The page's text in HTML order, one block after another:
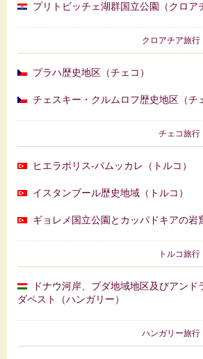
プリトビッチェ湖群国立公園（クロア
クロアチア旅行
プラハ歴史地区（チェコ）
チェスキー・クルムロフ歴史地区（チ
チェコ旅行
ヒエラポリス-パムッカレ（トルコ）
イスタンブール歴史地域（トルコ）
ギョレメ国立公園とカッパドキアの岩
トルコ旅
ドナウ河岸、ブダ地域地区及びアン
ダペスト（ハンガリー）
ハンガリー旅行